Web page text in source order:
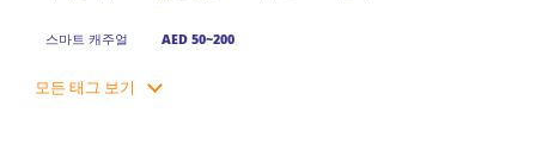
스마트 캐주얼 AED 50~200
모든 태그 보기